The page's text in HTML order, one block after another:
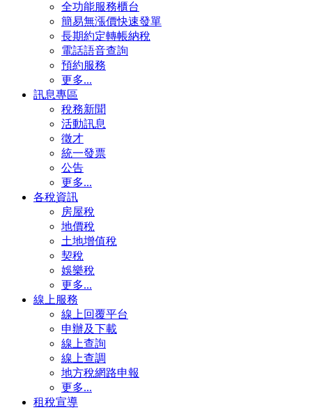
全功能服務櫃台
簡易無漲價快速發單
長期約定轉帳納稅
電話語音查詢
預約服務
更多...
訊息專區
稅務新聞
活動訊息
徵才
統一發票
公告
更多...
各稅資訊
房屋稅
地價稅
土地增值稅
契稅
娛樂稅
更多...
線上服務
線上回覆平台
申辦及下載
線上查詢
線上查調
地方稅網路申報
更多...
租稅宣導